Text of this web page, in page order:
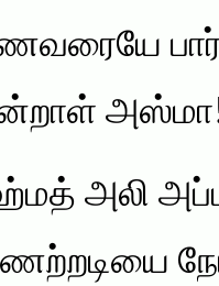
அலி